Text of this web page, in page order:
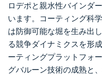
ロデポと親水性バインダ
います。コーティング科
は防御可能な堀を生み出
る競争ダイナミクスを形
ーティングプラットフォ
グバルーン技術の成熟と